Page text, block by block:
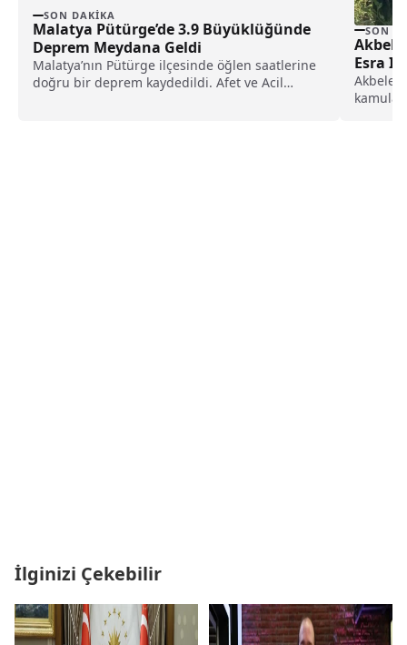
SON DAKIKA
Malatya Pütürge’de 3.9 Büyüklüğünde
Deprem Meydana Geldi
Malatya’nın Pütürge ilçesinde öğlen saatlerine
doğru bir deprem kaydedildi. Afet ve Acil
SON
Esra
İlginizi Çekebilir